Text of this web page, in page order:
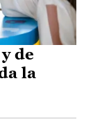
de
la